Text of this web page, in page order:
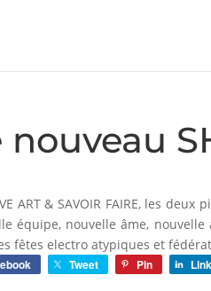
nouveau
ART & SAVOIR FAIRE, les
équipe, nouvelle âme,
fêtes electro atypiques et
Tweet Pin